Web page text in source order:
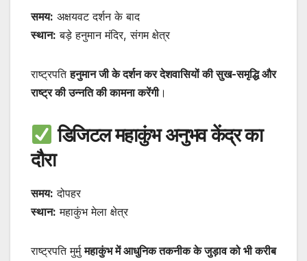
समय: अक्षयवट दर्शन के बाद
स्थान: बड़े हनुमान मंदिर, संगम क्षेत्र
राष्ट्रपतिहनुमान जी के दर्शन कर देशवासियों की सुख-समृद्धि और
राष्ट्र की उन्नति की कामना करेंगी।
डिजिटल महाकुंभ अनुभव केंद्र का
दौरा
समय: दोपहर
स्थान: महाकुंभ मेला क्षेत्र
राष्ट्रपति मुर्मुमहाकुंभ में आधुनिक तकनीक के जुड़ाव को भी करीब